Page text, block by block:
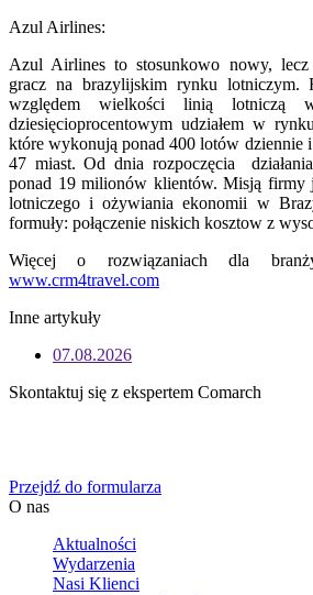
Azul Airlines:
Azul Airlines to stosunkowo nowy,
gracz na brazylijskim rynku
względem wielkości linią lotniczą
dziesięcioprocentowym udziałem w
które wykonują ponad 400 lotów dziennie i
47 miast. Od dnia rozpoczęcia
ponad 19 milionów klientów. Misją firmy
lotniczego i ożywiania ekonomii w
formuły: połączenie niskich kosztow z
Więcej o rozwiązaniach dla
www.crm4travel.com
Inne artykuły
07.08.2026
Skontaktuj się z ekspertem Comarch
Przejdź do formularza
O nas
Aktualności
Wydarzenia
Nasi Klienci